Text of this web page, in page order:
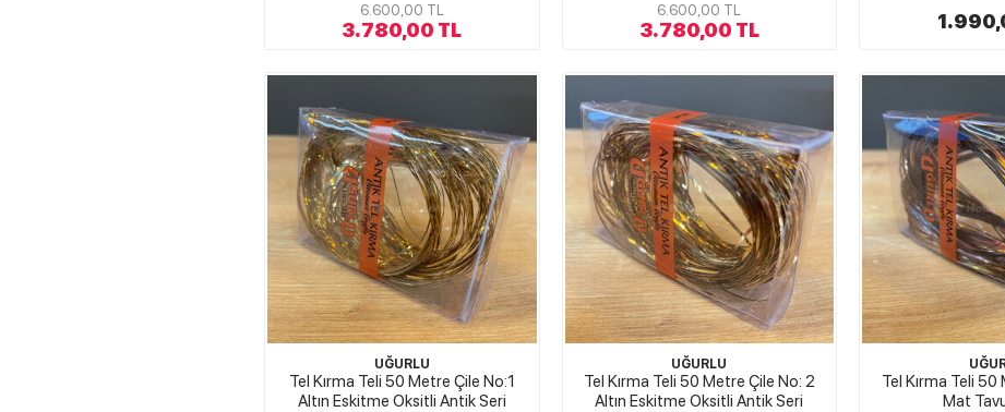
6.600,00 TL
3.780,00 TL
6.600,00 TL
3.780,00 TL
UĞURLU
Tel Kırma Teli 50 Metre Çile No:1
Altın Eskitme Oksitli Antik Seri
UĞURLU
Tel Kırma Teli 50 Metre Çile No: 2
Altın Eskitme Oksitli Antik Seri
Tel Kırma Teli
Mat